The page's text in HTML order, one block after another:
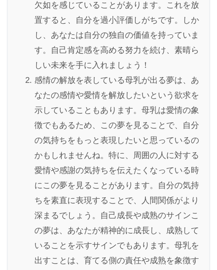
欠如を感じていることがあります。これを放
置すると、自分を過小評価しがちです。しか
し、あなたは自分の独自の価値を持っていま
す。自己肯定感を高める努力を続け、素晴ら
しい未来を手に入れましょう！
感情の解放を表している母乳が出る夢は、あ
なたの感情や愛情を解放したいという欲求を
示していることもあります。母乳は愛情の象
徴でもあるため、この夢を見ることで、自分
の気持ちをもっと表現したいと思っているの
かもしれませんね。特に、周囲の人に対する
愛情や感謝の気持ちを伝えたくなっている時
にこの夢を見ることがあります。自分の気持
ちを素直に表現することで、人間関係がより
深まるでしょう。自己成長や成熟のサインこ
の夢は、あなたが精神的に成長し、成熟して
いることを示すサインでもあります。母乳を
出すことは、育てる側の責任や成熟を象徴す